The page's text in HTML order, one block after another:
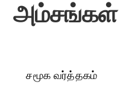
அம்சங்கள்
சமூக வர்த்தகம்